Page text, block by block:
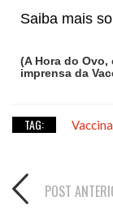
Saiba mais
(A Hora do
imprensa da
TAG:
POST